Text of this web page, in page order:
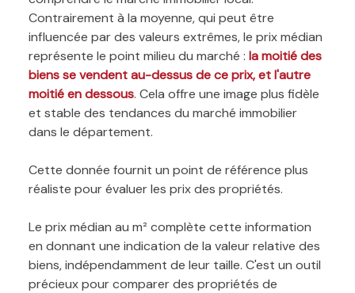
Contrairement à la moyenne, qui peut être
influencée par des valeurs extrêmes, le prix médian
représente le point milieu du marché : la moitié des
biens se vendent au-dessus de ce prix, et l'autre
moitié en dessous. Cela offre une image plus fidèle
et stable des tendances du marché immobilier
dans le département.
Cette donnée fournit un point de référence plus
réaliste pour évaluer les prix des propriétés.
Le prix médian au m² complète cette information
en donnant une indication de la valeur relative des
biens, indépendamment de leur taille. C'est un outil
précieux pour comparer des propriétés de